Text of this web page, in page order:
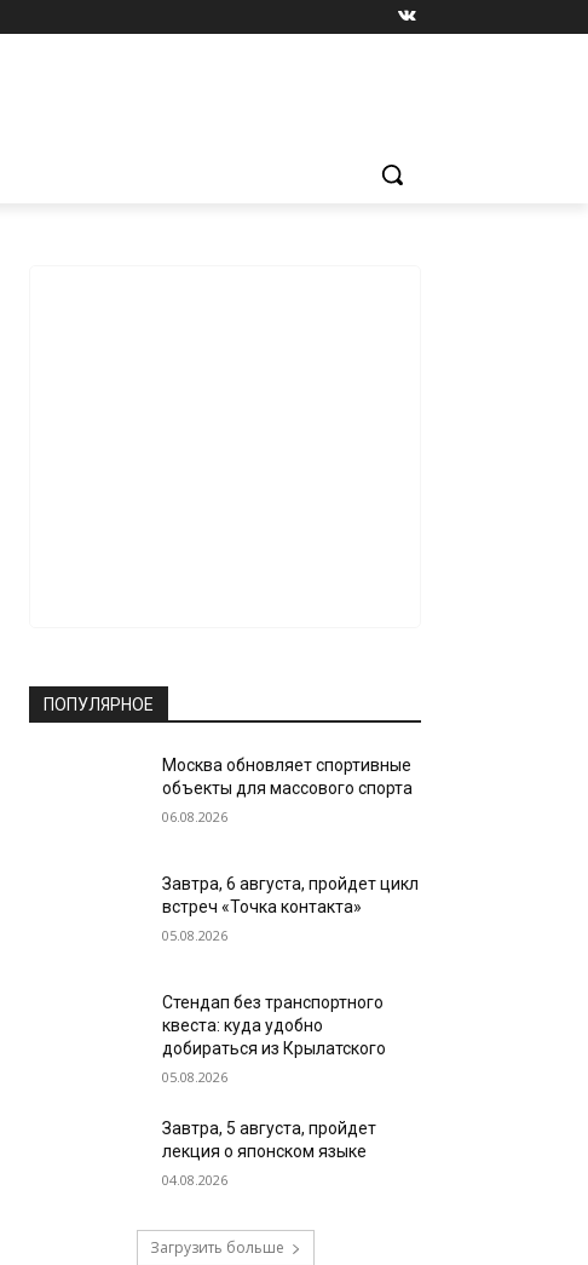
ПОПУЛЯРНОЕ
Москва обновляет спортивные
объекты для массового спорта
06.08.2026
Завтра, 6 августа, пройдет цикл
встреч «Точка контакта»
05.08.2026
Стендап без транспортного
квеста: куда удобно
добираться из Крылатского
05.08.2026
Завтра, 5 августа, пройдет
лекция о японском языке
04.08.2026
Загрузить больше